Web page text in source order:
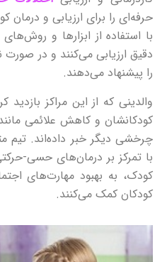
حرفه‌ای را برای ارزیابی و درمان
با استفاده از ابزارها و
دقیق ارزیابی می‌کنند و در صورت
را پیشنهاد می‌دهند.
والدینی که از این مراکز
کودکانشان و کاهش علائمی
چرخشی دیگر خبر داده‌اند.
با تمرکز بر درمان‌های حسی-
کودک، به بهبود مهارت‌های
کودکان کمک می‌کنند.